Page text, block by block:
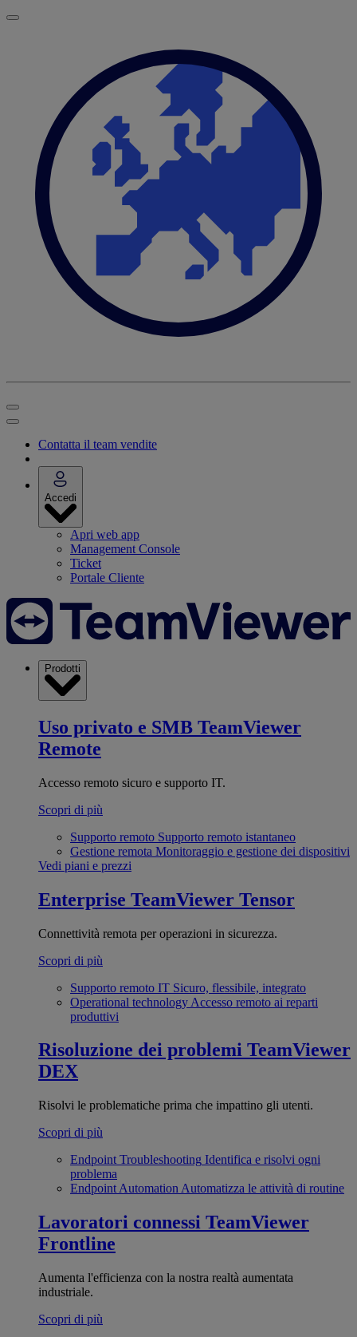
Contatta il team vendite
Accedi
Apri web app
Management Console
Ticket
Portale Cliente
Prodotti
Uso privato e SMB TeamViewer
Remote
Accesso remoto sicuro e supporto IT.
Scopri di più
Supporto remoto Supporto remoto istantaneo
Gestione remota Monitoraggio e gestione dei dispositivi
Vedi piani e prezzi
Enterprise TeamViewer Tensor
Connettività remota per operazioni in sicurezza.
Scopri di più
Supporto remoto IT Sicuro, flessibile, integrato
Operational technology Accesso remoto ai reparti
produttivi
Risoluzione dei problemi TeamViewer
DEX
Risolvi le problematiche prima che impattino gli utenti.
Scopri di più
Endpoint Troubleshooting Identifica e risolvi ogni
problema
Endpoint Automation Automatizza le attività di routine
Lavoratori connessi TeamViewer
Frontline
Aumenta l'efficienza con la nostra realtà aumentata
industriale.
Scopri di più